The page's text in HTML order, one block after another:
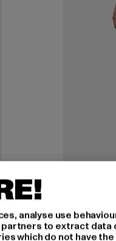
KARL
Rubber
analyse use
to extract data
which do not have the